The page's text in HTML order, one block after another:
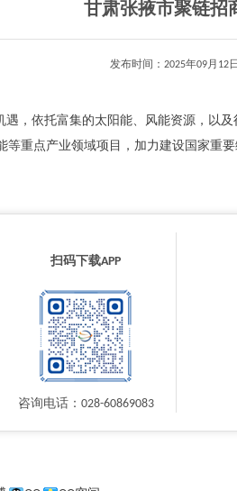
甘肃张掖市聚链招
发布时间：2025年09月
遇，依托富集的太阳能、风能资源，以
等重点产业领域项目，加力建设国家重
扫码下载APP
咨询电话：028-60869083